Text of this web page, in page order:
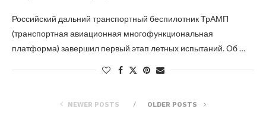
Российский дальний транспортный беспилотник ТрАМП
(транспортная авиационная многофункциональная
платформа) завершил первый этап летных испытаний. Об …
NEWER POSTS OLDER POSTS